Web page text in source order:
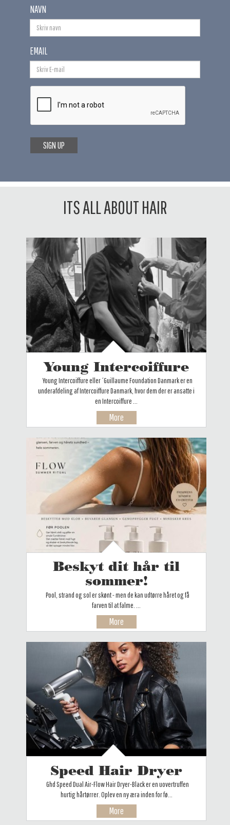
NAVN
EMAIL
SIGN UP
ITS ALL ABOUT HAIR
Young Intercoiffure
Young Intercoiffure eller ´Guillaume Foundation Danmark er en
underafdeling af Intercoiffure Danmark, hvor dem der er ansatte i
en Intercoiffure ...
More
Beskyt dit hår til
sommer!
Pool, strand og sol er skønt - men de kan udtørre håret og få
farven til at falme. ...
More
Speed Hair Dryer
Ghd Speed Dual Air-Flow Hair Dryer-Black er en uovertruffen
hurtig hårtørrer. Oplev en ny æra inden for fø...
More